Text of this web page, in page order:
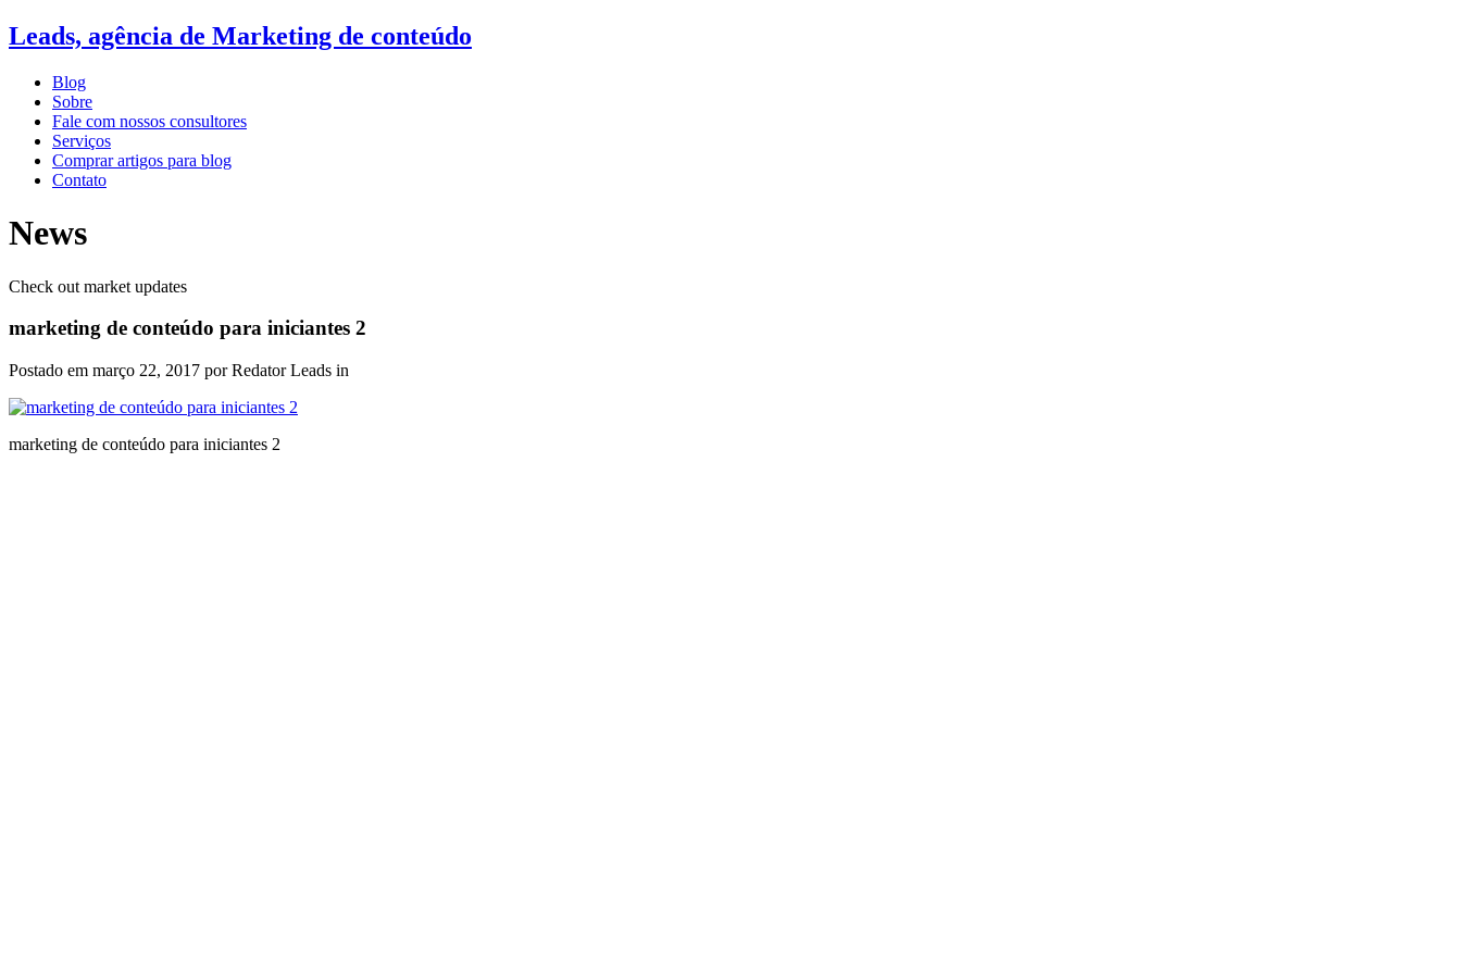
Leads, agência de Marketing de conteúdo
Blog
Sobre
Fale com nossos consultores
Serviços
Comprar artigos para blog
Contato
News
Check out market updates
marketing de conteúdo para iniciantes 2
Postado em março 22, 2017 por Redator Leads in
marketing de conteúdo para iniciantes 2